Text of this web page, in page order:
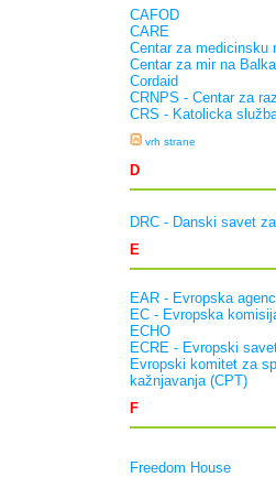
CAFOD
CARE
Centar za medicinsku
Centar za mir na
Cordaid
CRNPS - Centar za
CRS - Katolicka
vrh strane
D
DRC - Danski savet
E
EAR - Evropska
EC - Evropska
ECHO
ECRE - Evropski
Evropski komitet za
kažnjavanja (CPT)
F
Freedom House